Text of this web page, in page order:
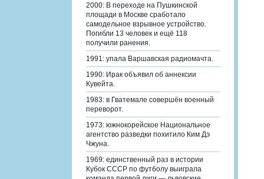
2000: В переходе на Пушкинской
площади в Москве сработало
самодельное взрывное устройство.
Погибли 13 человек и ещё 118
получили ранения.
1991: упала Варшавская радиомачта.
1990: Ирак объявил об аннексии
Кувейта.
1983: в Гватемале совершён военный
переворот.
1973: южнокорейское Национальное
агентство разведки похитило Ким Дэ
Чжуна.
1969: единственный раз в истории
Кубок СССР по футболу выиграла